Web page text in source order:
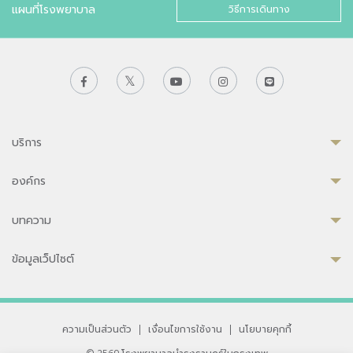
แผนที่โรงพยาบาล วิธีการเดินทาง
บริการ
องค์กร
บทความ
ข้อมูลเว็ปไซต์
ความเป็นส่วนตัว | เงื่อนไขการใช้งาน |
นโยบายคุกกี้